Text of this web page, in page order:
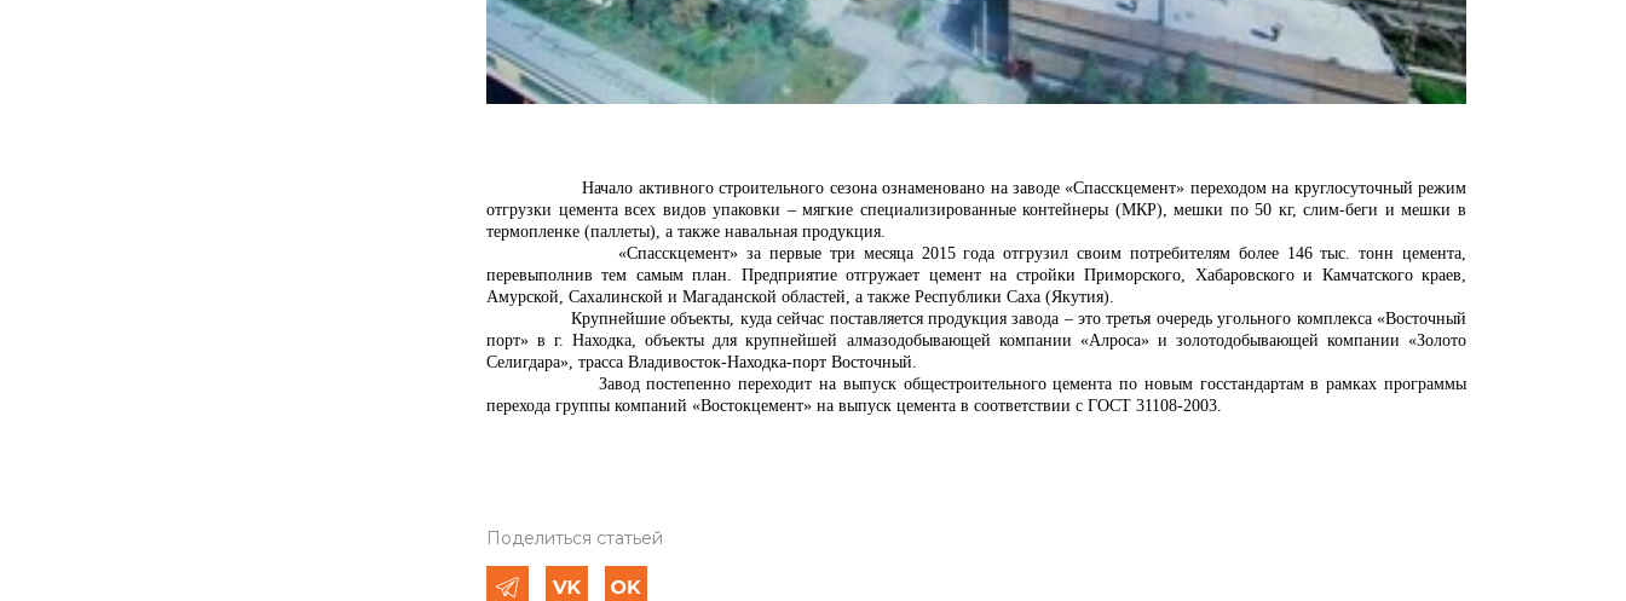
Начало активного строительного сезона ознаменовано на заводе «Спасскцемент» переходом на круглосуточный режим
отгрузки цемента всех видов упаковки – мягкие специализированные контейнеры (МКР), мешки по 50 кг, слим-беги и мешки в
термопленке (паллеты), а также навальная продукция.
«Спасскцемент» за первые три месяца 2015 года отгрузил своим потребителям более 146 тыс. тонн цемента,
перевыполнив тем самым план. Предприятие отгружает цемент на стройки Приморского, Хабаровского и Камчатского краев,
Амурской, Сахалинской и Магаданской областей, а также Республики Саха (Якутия).
Крупнейшие объекты, куда сейчас поставляется продукция завода – это третья очередь угольного комплекса «Восточный
порт» в г. Находка, объекты для крупнейшей алмазодобывающей компании «Алроса» и золотодобывающей компании «Золото
Селигдара», трасса Владивосток-Находка-порт Восточный.
Завод постепенно переходит на выпуск общестроительного цемента по новым госстандартам в рамках программы
перехода группы компаний «Востокцемент» на выпуск цемента в соответствии с ГОСТ 31108-2003.
Поделиться статьей